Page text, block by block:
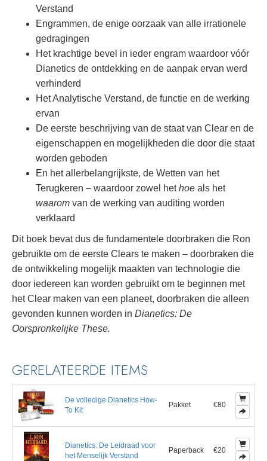
Verstand
Engrammen, de enige oorzaak van alle irrationele
gedragingen
Het krachtige bevel in ieder engram waardoor vóór
Dianetics de ontdekking en de aanpak ervan werd
verhinderd
Het Analytische Verstand, de functie en de werking
ervan
De eerste beschrijving van de staat van Clear en de
eigenschappen en mogelijkheden die door die staat
worden geboden
En het allerbelangrijkste, de Wetten van het
Terugkeren – waardoor zowel hethoe als het
waarom van de werking van auditing worden
verklaard
Dit boek bevat dus de fundamentele doorbraken die Ron
gebruikte om de eerste Clears te maken – doorbraken die
de ontwikkeling mogelijk maakten van technologie die
door iedereen kan worden gebruikt om te beginnen met
het Clear maken van een planeet, doorbraken die alleen
gevonden kunnen worden in Dianetics: De
Oorspronkelijke These.
GERELATEERDE ITEMS
De volledige Dianetics How-
To Kit
Pakket €80
Dianetics: De Leidraad voor
het Menselijk Verstand
Paperback €20